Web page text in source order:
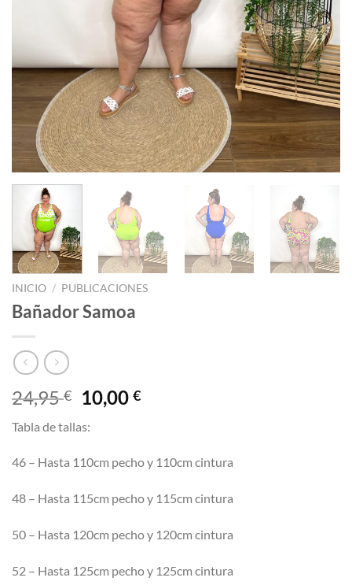
INICIO / PUBLICACIONES
Bañador Samoa
24,95€
El
precio
original
era:
24,95 €.
10,00€El
es:
10,00 €.
Tabla de tallas:
46 – Hasta 110cm pecho y 110cm cintura
48 – Hasta 115cm pecho y 115cm cintura
50 – Hasta 120cm pecho y 120cm cintura
52 – Hasta 125cm pecho y 125cm cintura